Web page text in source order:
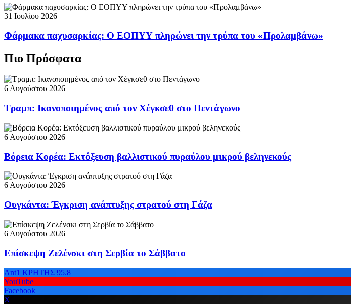
31 Ιουλίου 2026
Φάρμακα παχυσαρκίας: Ο ΕΟΠΥΥ πληρώνει την τρύπα του «Προλαμβάνω»
Πιο Πρόσφατα
6 Αυγούστου 2026
Τραμπ: Ικανοποιημένος από τον Χέγκσεθ στο Πεντάγωνο
6 Αυγούστου 2026
Βόρεια Κορέα: Εκτόξευση βαλλιστικού πυραύλου μικρού βεληνεκούς
6 Αυγούστου 2026
Ουγκάντα: Έγκριση ανάπτυξης στρατού στη Γάζα
6 Αυγούστου 2026
Επίσκεψη Ζελένσκι στη Σερβία το Σάββατο
Ant1 ΚΡΗΤΗΣ 95.8
YouTube
Facebook
X